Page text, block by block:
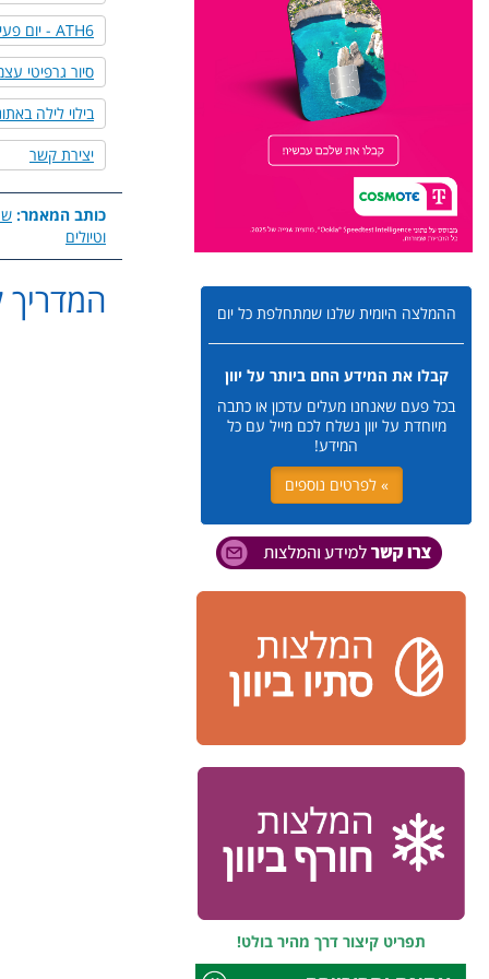
ההמלצה היומית שלנו שמתחלפת כל יום
קבלו את המידע החם ביותר על יוון
בכל פעם שאנחנו מעלים עדכון או כתבה
מיוחדת על יוון נשלח לכם מייל עם כל
המידע!
» לפרטים נוספים
תפריט קיצור דרך מהיר בולט!
ATH6 - יום פעילות מחוץ לעיר
סיור גרפיטי
בילוי לילה
יצירת קשר
כותב המאמר:
וטיולים
המדריך